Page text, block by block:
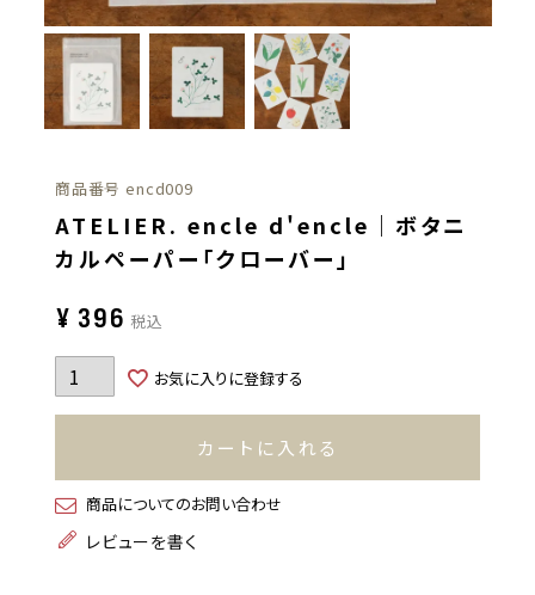
商品番号 encd009
ATELIER. encle d'encle｜ボタニ
カルペーパー「クローバー」
¥ 396 税込
お気に入りに登録する
カートに入れる
商品についてのお問い合わせ
レビューを書く